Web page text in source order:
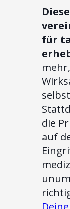
für
die
auf